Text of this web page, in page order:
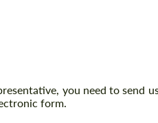
you need to send
form.